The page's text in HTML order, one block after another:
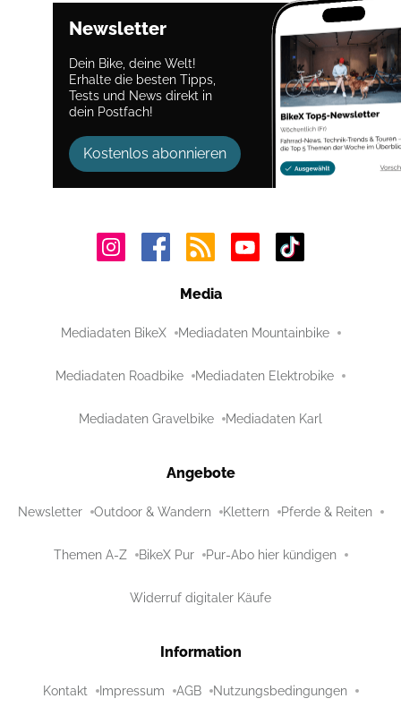
Newsletter
Dein Bike, deine Welt!
Erhalte die besten Tipps,
Tests und News direkt in
dein Postfach!
Kostenlos abonnieren
Media
Mediadaten BikeX Mediadaten Mountainbike
Mediadaten Roadbike Mediadaten Elektrobike
Mediadaten Gravelbike Mediadaten Karl
Angebote
Newsletter Outdoor & Wandern Klettern Pferde & Reiten
Themen A-Z BikeX Pur Pur-Abo hier kündigen
Widerruf digitaler Käufe
Information
Kontakt Impressum AGB Nutzungsbedingungen